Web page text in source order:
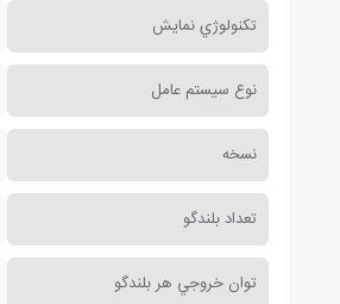
تکنولوژي نمايش
نوع سيستم عامل
نسخه
تعداد بلندگو
توان خروجي هر بلندگو